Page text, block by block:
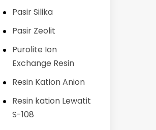
Pasir Silika
Pasir Zeolit
Purolite Ion
Exchange Resin
Resin Kation Anion
Resin kation Lewatit
S-108